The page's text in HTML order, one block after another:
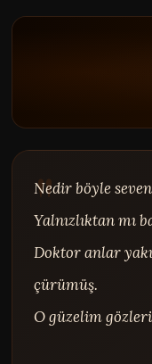
Nedir böyle
Yalnızlıktan mı
Doktor anlar
çürümüş.
O güzelim